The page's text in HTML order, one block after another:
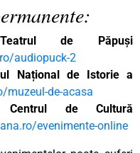
de Păpuși
audiopuck-2
Național de Istorie a
muzeul-de-acasa
Centrul de Cultură
evenimente-online